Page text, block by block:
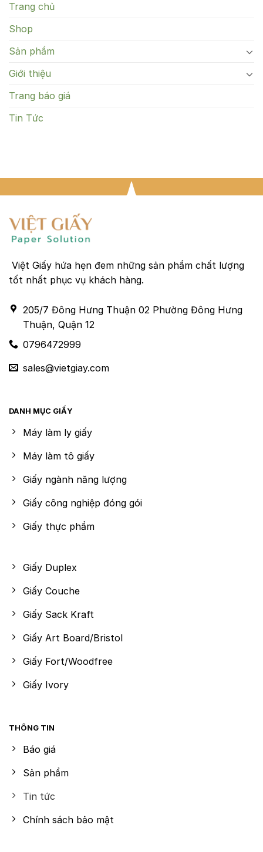
Trang chủ
Shop
Sản phẩm
Giới thiệu
Trang báo giá
Tin Tức
Việt Giấy hứa hẹn đem những sản phẩm chất lượng
tốt nhất phục vụ khách hàng.
205/7 Đông Hưng Thuận 02 Phường Đông Hưng
Thuận, Quận 12
0796472999
sales@vietgiay.com
DANH MỤC GIẤY
Máy làm ly giấy
Máy làm tô giấy
Giấy ngành năng lượng
Giấy công nghiệp đóng gói
Giấy thực phẩm
Giấy Duplex
Giấy Couche
Giấy Sack Kraft
Giấy Art Board/Bristol
Giấy Fort/Woodfree
Giấy Ivory
THÔNG TIN
Báo giá
Sản phẩm
Tin tức
Chính sách bảo mật